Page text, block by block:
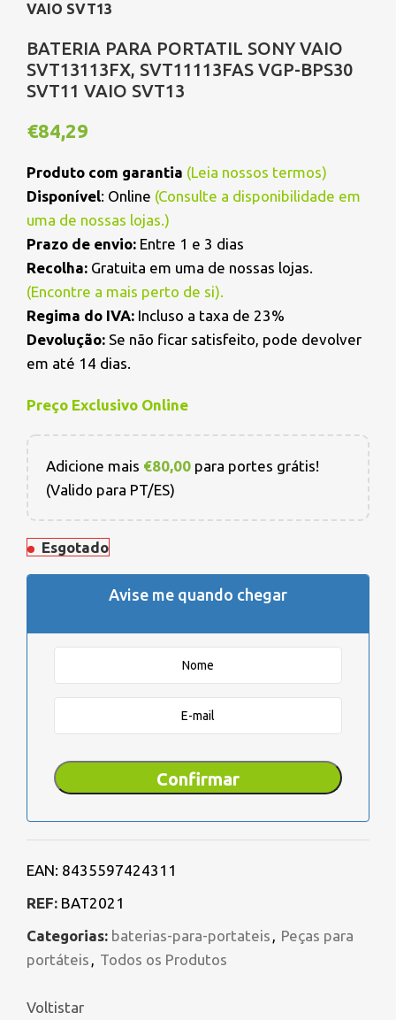
VAIO SVT13
BATERIA PARA PORTATIL SONY VAIO
SVT13113FX, SVT11113FAS VGP-BPS30
SVT11 VAIO SVT13
€84,29
Produto com garantia (Leia nossos termos)
Disponível: Online (Consulte a disponibilidade em
uma de nossas lojas.)
Prazo de envio: Entre 1 e 3 dias
Recolha: Gratuita em uma de nossas lojas.
(Encontre a mais perto de si).
Regima do IVA: Incluso a taxa de 23%
Devolução: Se não ficar satisfeito, pode devolver
em até 14 dias.
Preço Exclusivo Online
Adicione mais €80,00 para portes grátis!
(Valido para PT/ES)
Esgotado
Avise me quando chegar
Confirmar
EAN: 8435597424311
REF: BAT2021
Categorias: baterias-para-portateis , Peças para
portáteis , Todos os Produtos
Voltistar